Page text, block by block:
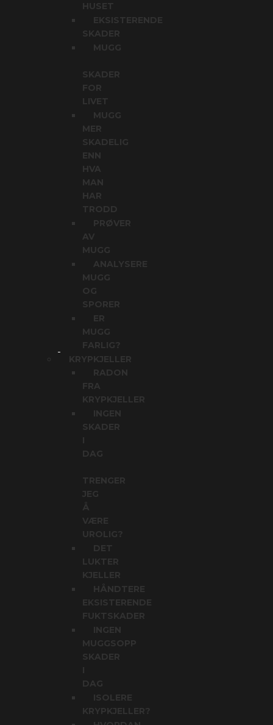
HUSET
EKSISTERENDE
SKADER
MUGG
SKADER
FOR
LIVET
MUGG
MER
SKADELIG
HVA
MAN
HAR
TRODD
PRØVER
AV
MUGG
ANALYSERE
MUGG
SPORER
ER
MUGG
FARLIG?
KRYPKJELLER
RADON
FRA
KRYPKJELLER
SKADER
DAG
TRENGER
JEG
Å
VÆRE
UROLIG?
LUKTER
KJELLER
HÅNDTERE
EKSISTERENDE
FUKTSKADER
MUGGSOPP
SKADER
DAG
ISOLERE
KRYPKJELLER?